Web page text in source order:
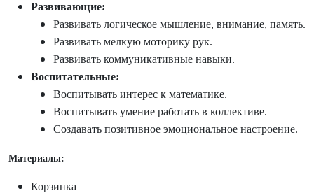
Развивающие:
Развивать логическое мышление, внимание, память.
Развивать мелкую моторику рук.
Развивать коммуникативные навыки.
Воспитательные:
Воспитывать интерес к математике.
Воспитывать умение работать в коллективе.
Создавать позитивное эмоциональное настроение.
Материалы:
Корзинка